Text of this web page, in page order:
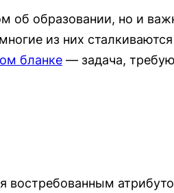
об образовании, но и
из них
бланке — задача,